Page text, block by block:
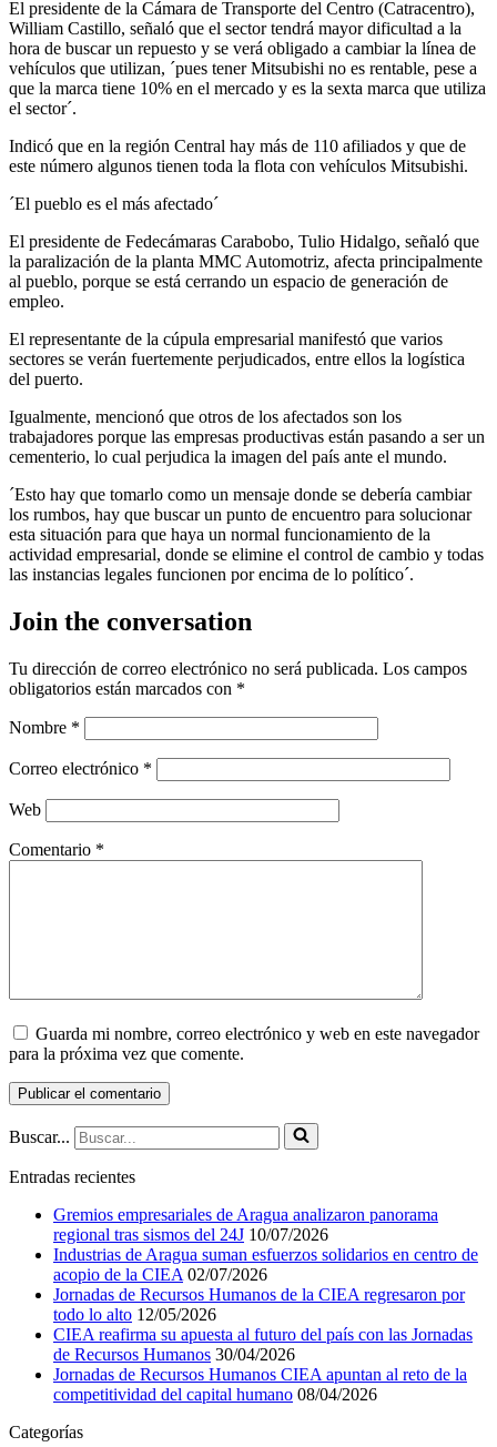
El presidente de la Cámara de Transporte del Centro (Catracentro),
William Castillo, señaló que el sector tendrá mayor dificultad a la
hora de buscar un repuesto y se verá obligado a cambiar la línea de
vehículos que utilizan, ´pues tener Mitsubishi no es rentable, pese a
que la marca tiene 10% en el mercado y es la sexta marca que utiliza
el sector´.
Indicó que en la región Central hay más de 110 afiliados y que de
este número algunos tienen toda la flota con vehículos Mitsubishi.
´El pueblo es el más afectado´
El presidente de Fedecámaras Carabobo, Tulio Hidalgo, señaló que
la paralización de la planta MMC Automotriz, afecta principalmente
al pueblo, porque se está cerrando un espacio de generación de
empleo.
El representante de la cúpula empresarial manifestó que varios
sectores se verán fuertemente perjudicados, entre ellos la logística
del puerto.
Igualmente, mencionó que otros de los afectados son los
trabajadores porque las empresas productivas están pasando a ser un
cementerio, lo cual perjudica la imagen del país ante el mundo.
´Esto hay que tomarlo como un mensaje donde se debería cambiar
los rumbos, hay que buscar un punto de encuentro para solucionar
esta situación para que haya un normal funcionamiento de la
actividad empresarial, donde se elimine el control de cambio y todas
las instancias legales funcionen por encima de lo político´.
Join the conversation
Tu dirección de correo electrónico no será publicada. Los campos
obligatorios están marcados con *
Nombre *
Correo electrónico *
Web
Comentario *
Guarda mi nombre, correo electrónico y web en este navegador
para la próxima vez que comente.
Buscar...
Entradas recientes
Gremios empresariales de Aragua analizaron panorama
regional tras sismos del 24J 10/07/2026
Industrias de Aragua suman esfuerzos solidarios en centro de
acopio de la CIEA 02/07/2026
Jornadas de Recursos Humanos de la CIEA regresaron por
todo lo alto 12/05/2026
CIEA reafirma su apuesta al futuro del país con las Jornadas
de Recursos Humanos 30/04/2026
Jornadas de Recursos Humanos CIEA apuntan al reto de la
competitividad del capital humano 08/04/2026
Categorías